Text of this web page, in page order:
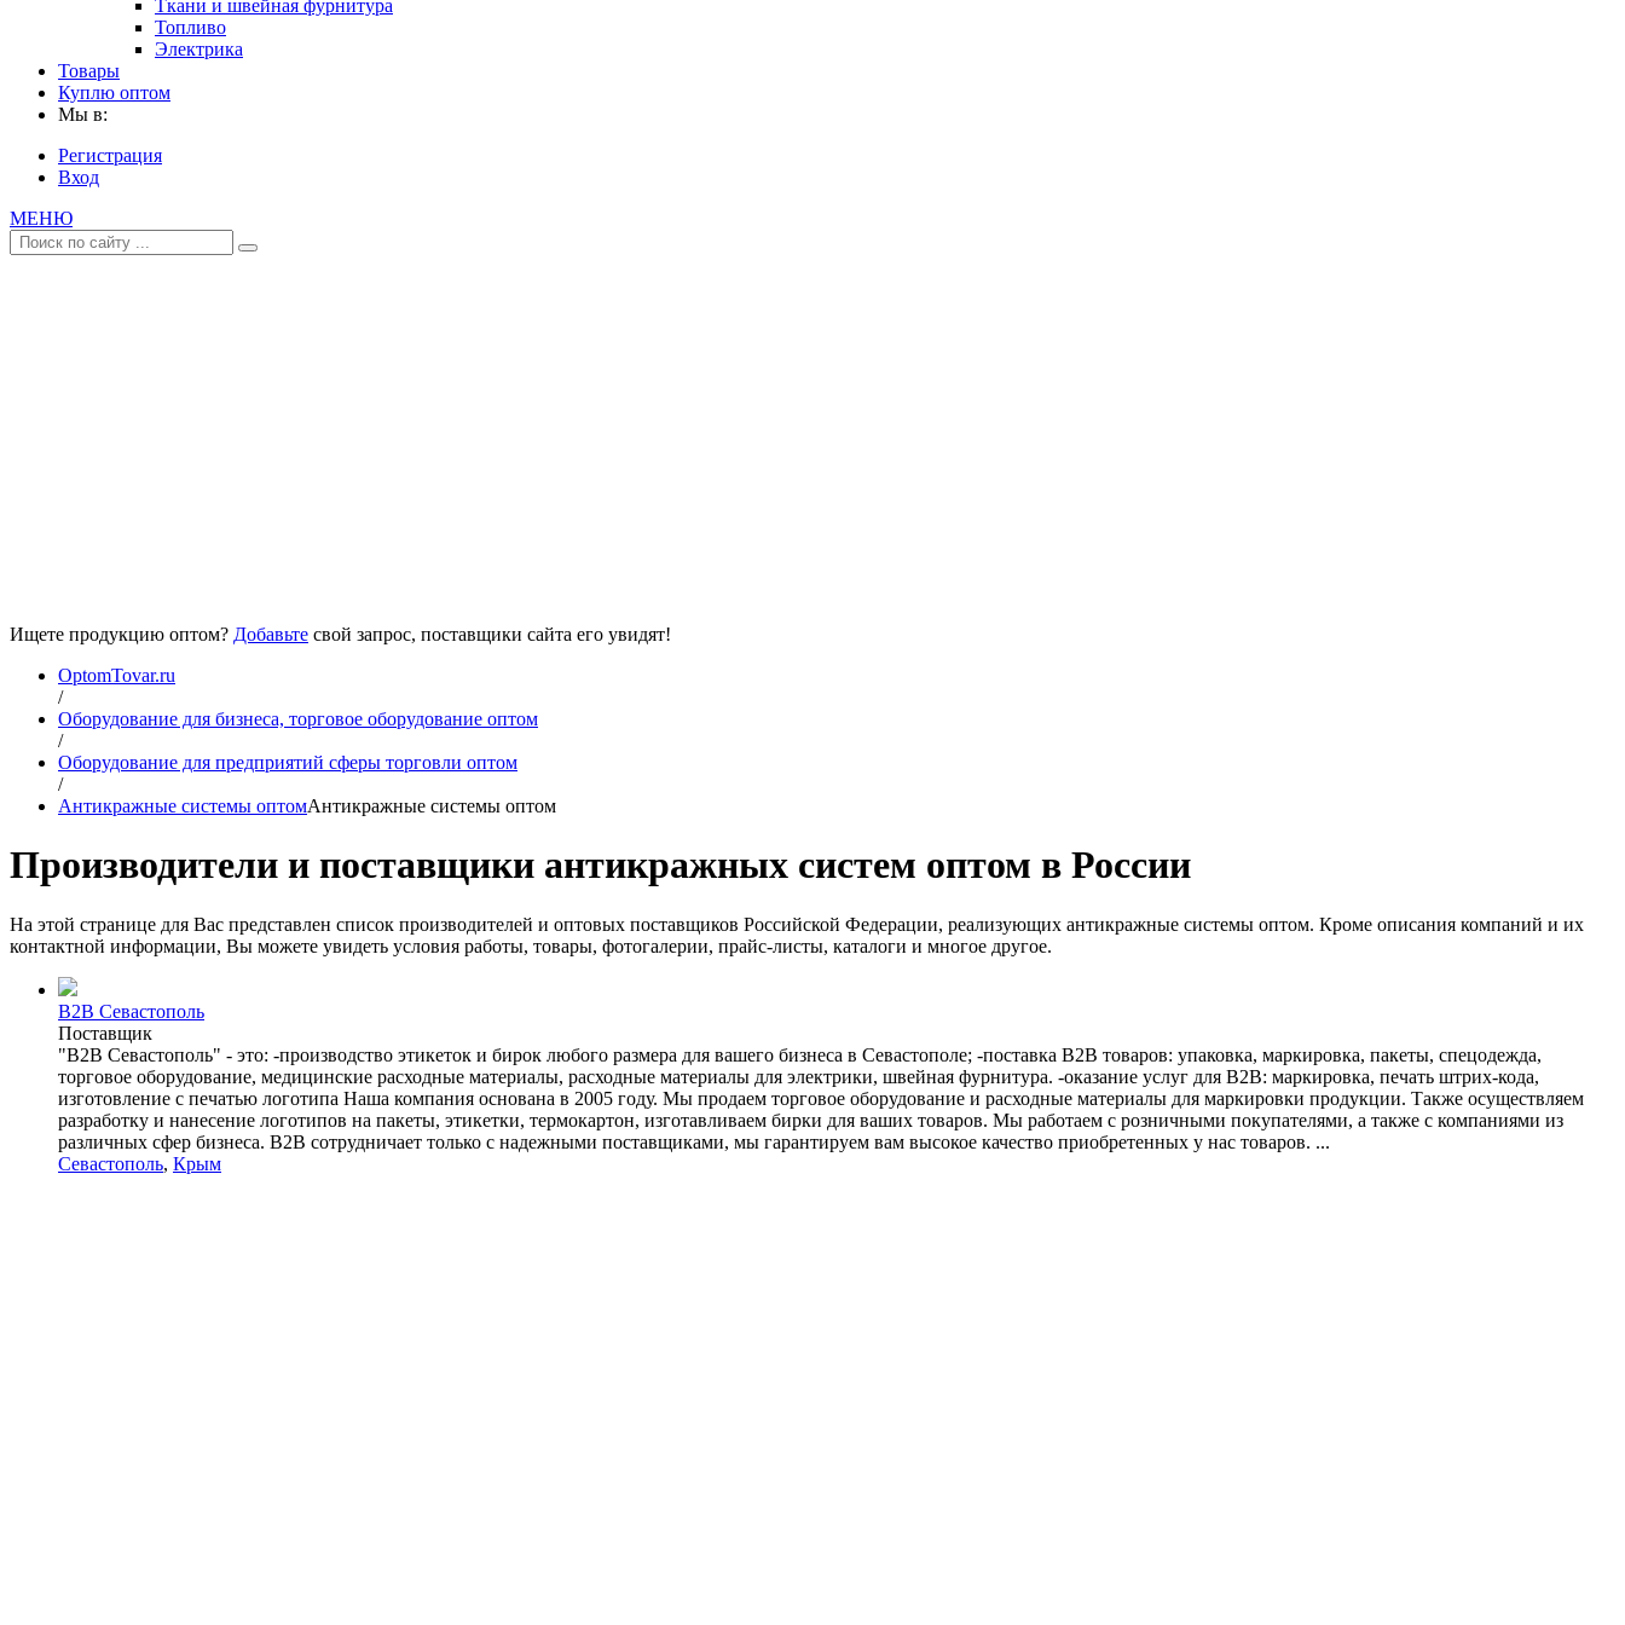
Ткани и швейная фурнитура
Топливо
Электрика
Товары
Куплю оптом
Мы в:
Регистрация
Вход
МЕНЮ
Ищете продукцию оптом? Добавьте свой запрос, поставщики сайта его увидят!
OptomTovar.ru
/
Оборудование для бизнеса, торговое оборудование оптом
/
Оборудование для предприятий сферы торговли оптом
/
Антикражные системы оптомАнтикражные системы оптом
Производители и поставщики антикражных систем оптом в России
На этой странице для Вас представлен список производителей и оптовых поставщиков Российской Федерации, реализующих антикражные системы оптом. Кроме описания компаний и их
контактной информации, Вы можете увидеть условия работы, товары, фотогалерии, прайс-листы, каталоги и многое другое.
B2B Севастополь
Поставщик
"B2B Севастополь" - это: -производство этикеток и бирок любого размера для вашего бизнеса в Севастополе; -поставка B2B товаров: упаковка, маркировка, пакеты, спецодежда,
торговое оборудование, медицинские расходные материалы, расходные материалы для электрики, швейная фурнитура. -оказание услуг для B2B: маркировка, печать штрих-кода,
изготовление с печатью логотипа Наша компания основана в 2005 году. Мы продаем торговое оборудование и расходные материалы для маркировки продукции. Также осуществляем
разработку и нанесение логотипов на пакеты, этикетки, термокартон, изготавливаем бирки для ваших товаров. Мы работаем с розничными покупателями, а также с компаниями из
различных сфер бизнеса. B2B сотрудничает только с надежными поставщиками, мы гарантируем вам высокое качество приобретенных у нас товаров. ...
Севастополь, Крым